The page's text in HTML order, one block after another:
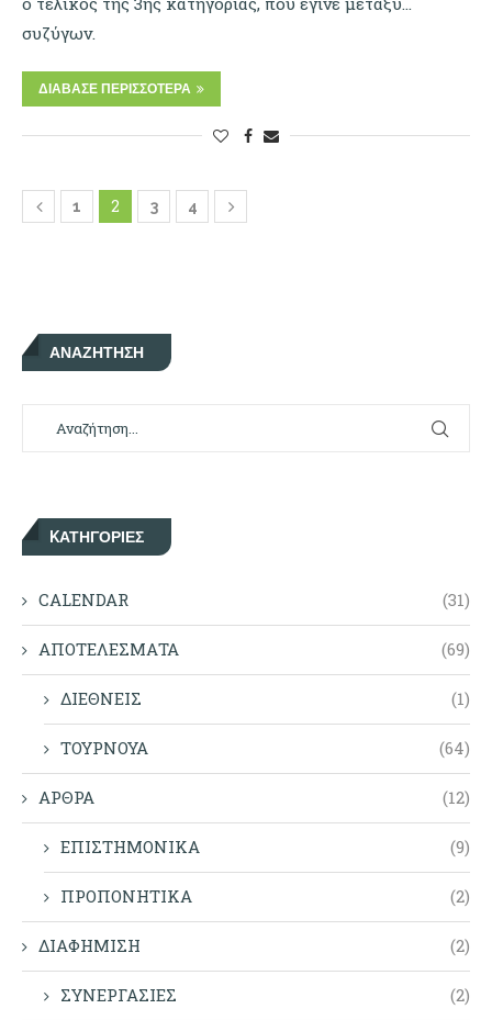
συζύγων.
ΔΙΆΒΑΣΕ ΠΕΡΙΣΣΌΤΕΡΑ
1 2 3 4
ΑΝΑΖΉΤΗΣΗ
KΑΤΗΓΟΡΊΕΣ
CALENDAR (31)
ΑΠΟΤΕΛΕΣΜΑΤΑ (69)
ΔΙΕΘΝΕΙΣ (1)
ΤΟΥΡΝΟΥΑ (64)
ΑΡΘΡΑ (12)
ΕΠΙΣΤΗΜΟΝΙΚΑ (9)
ΠΡΟΠΟΝΗΤΙΚΑ (2)
ΔΙΑΦΗΜΙΣΗ (2)
ΣΥΝΕΡΓΑΣΙΕΣ (2)